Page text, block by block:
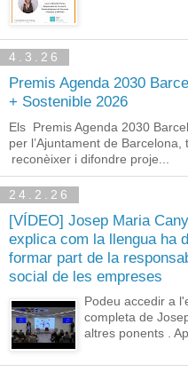
4.3.26
Premis Agenda 2030
+ Sostenible 2026
Els Premis Agenda 2030
per l’Ajuntament de
reconèixer i difondre proje...
24.2.26
[VÍDEO] Josep Maria
explica com la llengua ha
formar part de la
social de les empreses
Podeu accedir a
completa de
altres ponents .